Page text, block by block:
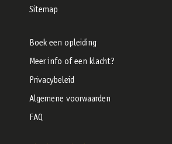
Sitemap
Boek een opleiding
Meer info of een klacht?
Privacybeleid
Algemene voorwaarden
FAQ